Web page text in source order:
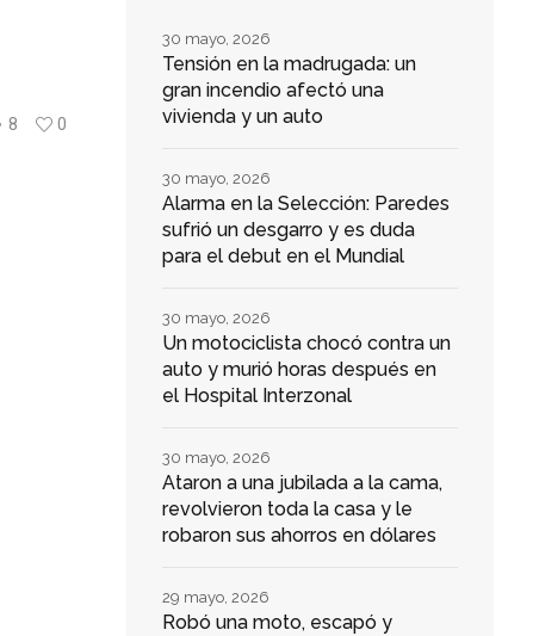
8 0
Tensión en la madrugada: un
gran incendio afectó una
vivienda y un auto
30 mayo, 2026
Alarma en la Selección: Paredes
sufrió un desgarro y es duda
para el debut en el Mundial
30 mayo, 2026
Un motociclista chocó contra un
auto y murió horas después en
el Hospital Interzonal
30 mayo, 2026
Ataron a una jubilada a la cama,
revolvieron toda la casa y le
robaron sus ahorros en dólares
30 mayo, 2026
Robó una moto, escapó y
29 mayo, 2026